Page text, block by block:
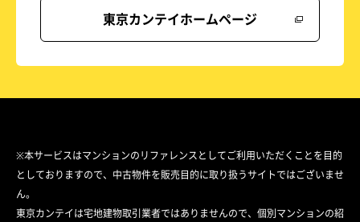
東京カンテイホームページ
※本サービスはマンションのリファレンスとしてご利用いただくことを目的
としておりますので、中古物件を販売目的に取り扱うサイトではございませ
ん。
東京カンテイは宅地建物取引業者ではありませんので、個別マンションの紹